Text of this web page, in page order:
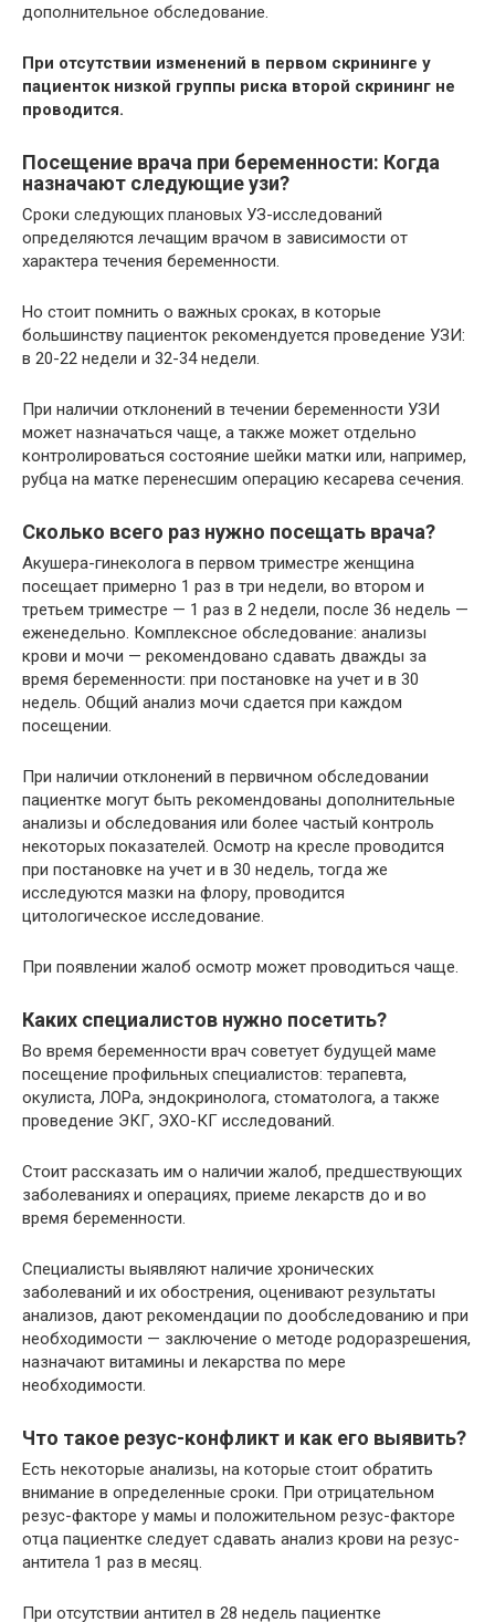
дополнительное обследование.
При отсутствии изменений в первом скрининге у
пациенток низкой группы риска второй скрининг не
проводится.
Посещение врача при беременности: Когда
назначают следующие узи?
Сроки следующих плановых УЗ-исследований
определяются лечащим врачом в зависимости от
характера течения беременности.
Но стоит помнить о важных сроках, в которые
большинству пациенток рекомендуется проведение УЗИ:
в 20-22 недели и 32-34 недели.
При наличии отклонений в течении беременности УЗИ
может назначаться чаще, а также может отдельно
контролироваться состояние шейки матки или, например,
рубца на матке перенесшим операцию кесарева сечения.
Сколько всего раз нужно посещать врача?
Акушера-гинеколога в первом триместре женщина
посещает примерно 1 раз в три недели, во втором и
третьем триместре — 1 раз в 2 недели, после 36 недель —
еженедельно. Комплексное обследование: анализы
крови и мочи — рекомендовано сдавать дважды за
время беременности: при постановке на учет и в 30
недель. Общий анализ мочи сдается при каждом
посещении.
При наличии отклонений в первичном обследовании
пациентке могут быть рекомендованы дополнительные
анализы и обследования или более частый контроль
некоторых показателей. Осмотр на кресле проводится
при постановке на учет и в 30 недель, тогда же
исследуются мазки на флору, проводится
цитологическое исследование.
При появлении жалоб осмотр может проводиться чаще.
Каких специалистов нужно посетить?
Во время беременности врач советует будущей маме
посещение профильных специалистов: терапевта,
окулиста, ЛОРа, эндокринолога, стоматолога, а также
проведение ЭКГ, ЭХО-КГ исследований.
Стоит рассказать им о наличии жалоб, предшествующих
заболеваниях и операциях, приеме лекарств до и во
время беременности.
Специалисты выявляют наличие хронических
заболеваний и их обострения, оценивают результаты
анализов, дают рекомендации по дообследованию и при
необходимости — заключение о методе родоразрешения,
назначают витамины и лекарства по мере
необходимости.
Что такое резус-конфликт и как его выявить?
Есть некоторые анализы, на которые стоит обратить
внимание в определенные сроки. При отрицательном
резус-факторе у мамы и положительном резус-факторе
отца пациентке следует сдавать анализ крови на резус-
антитела 1 раз в месяц.
При отсутствии антител в 28 недель пациентке